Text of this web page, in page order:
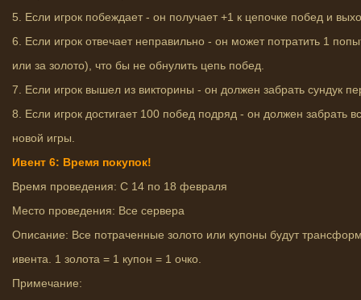
5. Если игрок побеждает - он получает +1 к цепочке побед и
6. Если игрок отвечает неправильно - он может потратить 1
или за золото), что бы не обнулить цепь побед.
7. Если игрок вышел из викторины - он должен забрать сундук
8. Если игрок достигает 100 побед подряд - он должен забрать
новой игры.
Ивент 6: Время покупок!
Время проведения: С 14 по 18 февраля
Место проведения: Все сервера
Описание: Все потраченные золото или купоны будут
ивента. 1 золота = 1 купон = 1 очко.
Примечание: